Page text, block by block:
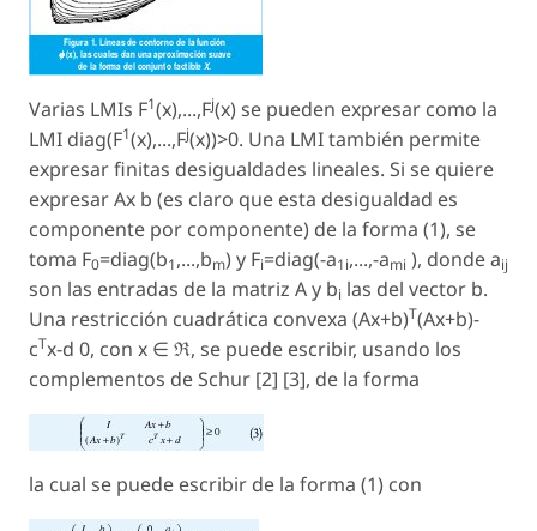
Varias LMIs F1(x),...,Fj(x) se pueden expresar como la
LMI diag(F1(x),...,Fj(x))>0. Una LMI también permite
expresar finitas desigualdades lineales. Si se quiere
expresar Ax b (es claro que esta desigualdad es
componente por componente) de la forma (1), se
toma F0=diag(b1,...,bm) y Fi=diag(-a1i,...,-ami ), donde aij
son las entradas de la matriz A y bi las del vector b.
Una restricción cuadrática convexa (Ax+b)T(Ax+b)-
cTx-d 0, con x ∈ ℜ, se puede escribir, usando los
complementos de Schur [2] [3], de la forma
la cual se puede escribir de la forma (1) con